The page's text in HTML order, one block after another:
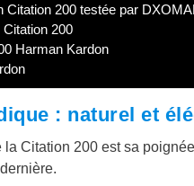
Citation 200 testée par
200
Harman Kardon
: naturel et
Citation 200 est sa